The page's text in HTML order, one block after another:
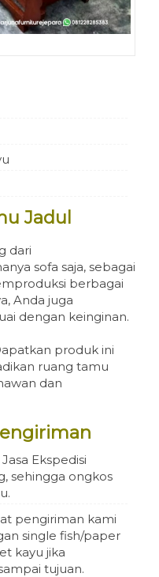
Jadul
dari
sofa saja, sebagai
berbagai
Anda juga
dengan keinginan.
produk ini
ruang tamu
dan
Ekspedisi
sehingga ongkos
pengiriman kami
single fish/paper
kayu jika
tujuan.